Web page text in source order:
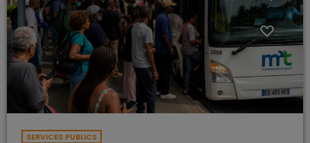
SERVICES PUBLICS